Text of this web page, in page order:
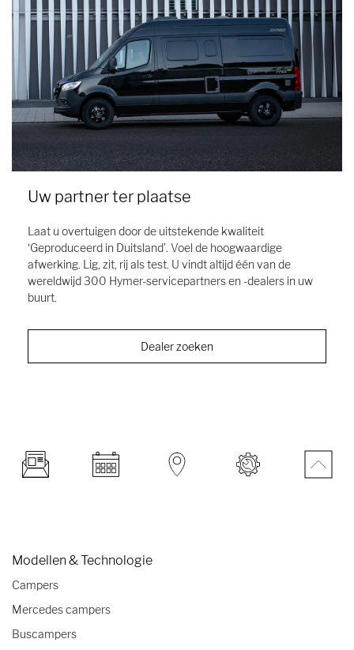
Uw partner ter plaatse
Laat u overtuigen door de uitstekende kwaliteit
‘Geproduceerd in Duitsland’. Voel de hoogwaardige
afwerking. Lig, zit, rij als test. U vindt altijd één van de
wereldwijd 300 Hymer-servicepartners en -dealers in uw
buurt.
Dealer zoeken
Modellen & Technologie
Campers
Mercedes campers
Buscampers